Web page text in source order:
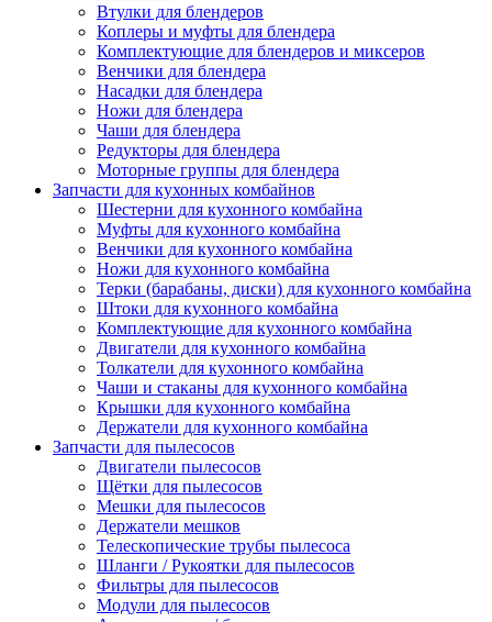
Втулки для блендеров
Коплеры и муфты для блендера
Комплектующие для блендеров и миксеров
Венчики для блендера
Насадки для блендера
Ножи для блендера
Чаши для блендера
Редукторы для блендера
Моторные группы для блендера
Запчасти для кухонных комбайнов
Шестерни для кухонного комбайна
Муфты для кухонного комбайна
Венчики для кухонного комбайна
Ножи для кухонного комбайна
Терки (барабаны, диски) для кухонного комбайна
Штоки для кухонного комбайна
Комплектующие для кухонного комбайна
Двигатели для кухонного комбайна
Толкатели для кухонного комбайна
Чаши и стаканы для кухонного комбайна
Крышки для кухонного комбайна
Держатели для кухонного комбайна
Запчасти для пылесосов
Двигатели пылесосов
Щётки для пылесосов
Мешки для пылесосов
Держатели мешков
Телескопические трубы пылесоса
Шланги / Рукоятки для пылесосов
Фильтры для пылесосов
Модули для пылесосов